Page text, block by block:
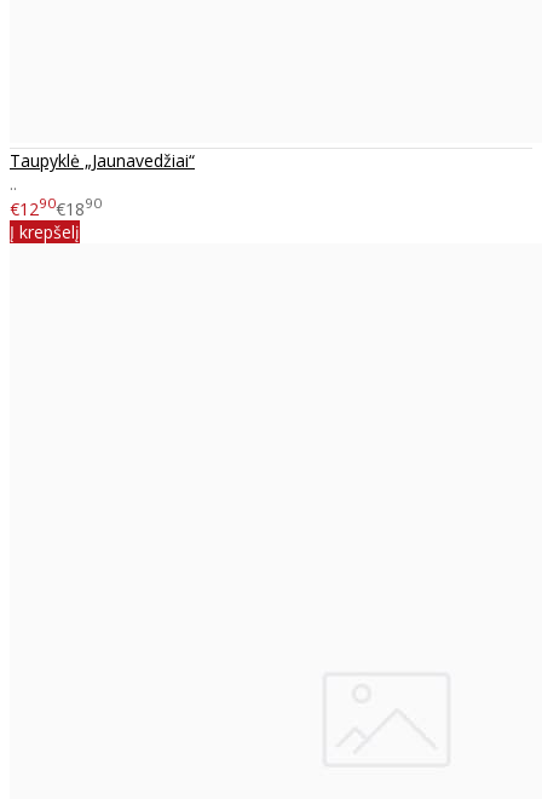
Taupyklė „Jaunavedžiai“
..
€1290€1890
Į krepšelį